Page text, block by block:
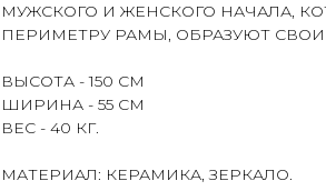
МУЖСКОГО И ЖЕНСКОГО НАЧАЛА,
ПЕРИМЕТРУ РАМЫ, ОБРАЗУЮТ
ВЫСОТА - 150 СМ
ШИРИНА - 55 СМ
ВЕС - 40 КГ.
МАТЕРИАЛ: КЕРАМИКА, ЗЕРКАЛО.